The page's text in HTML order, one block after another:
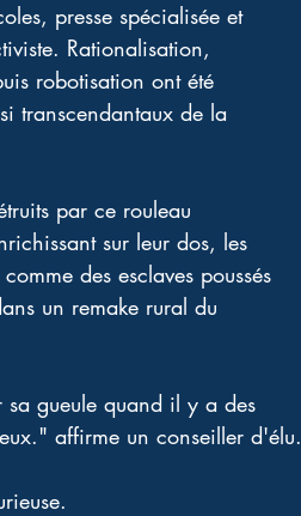
presse spécialisée et
Rationalisation,
robotisation ont été
transcendantaux de la
par ce rouleau
sur leur dos, les
des esclaves poussés
un remake rural du
gueule quand il y a des
affirme un conseiller d'élu.